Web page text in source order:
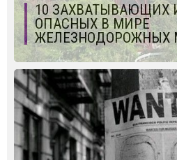
10 ЗАХВАТЫВАЮЩИХ
ОПАСНЫХ В МИРЕ
ЖЕЛЕЗНОДОРОЖНЫХ